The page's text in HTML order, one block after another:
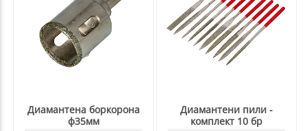
Диамантена боркорона
ф35мм
Диамантени пили -
комплект 10 бр